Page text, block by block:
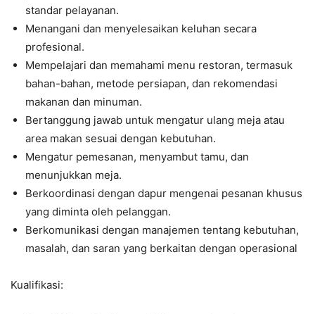
standar pelayanan.
Menangani dan menyelesaikan keluhan secara
profesional.
Mempelajari dan memahami menu restoran, termasuk
bahan-bahan, metode persiapan, dan rekomendasi
makanan dan minuman.
Bertanggung jawab untuk mengatur ulang meja atau
area makan sesuai dengan kebutuhan.
Mengatur pemesanan, menyambut tamu, dan
menunjukkan meja.
Berkoordinasi dengan dapur mengenai pesanan khusus
yang diminta oleh pelanggan.
Berkomunikasi dengan manajemen tentang kebutuhan,
masalah, dan saran yang berkaitan dengan operasional
Kualifikasi: